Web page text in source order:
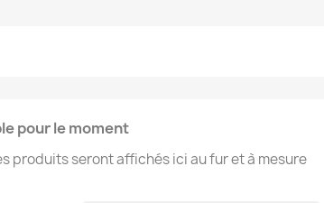
pour le moment
produits seront affichés ici au fur et à mesure